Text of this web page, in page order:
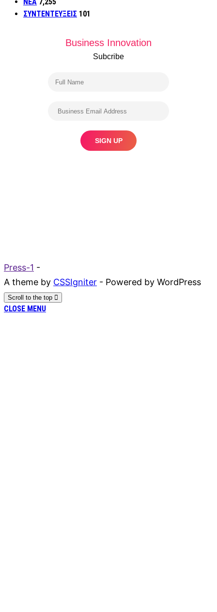
ΣΥΝΤΕΝΤΕΥΞΕΙΣ 101
Business Innovation
Subcribe
Press-1 -
A theme by CSSIgniter - Powered by WordPress
Scroll to the top
CLOSE MENU